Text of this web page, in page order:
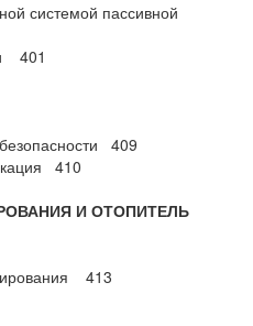
системой пассивной
401
409
410
И ОТОПИТЕЛЬ
413